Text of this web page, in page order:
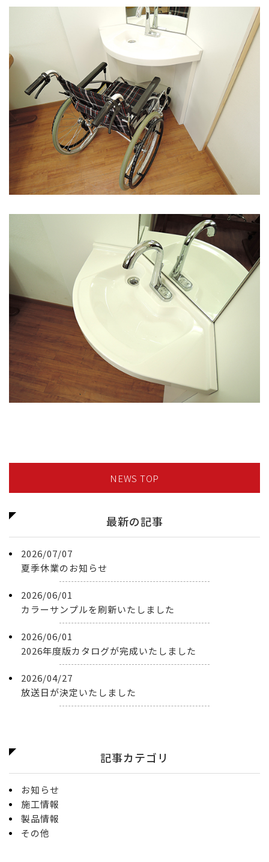
NEWS TOP
最新の記事
2026/07/07
夏季休業のお知らせ
2026/06/01
カラーサンプルを刷新いたしました
2026/06/01
2026年度版カタログが完成いたしました
2026/04/27
放送日が決定いたしました
記事カテゴリ
お知らせ
施工情報
製品情報
その他